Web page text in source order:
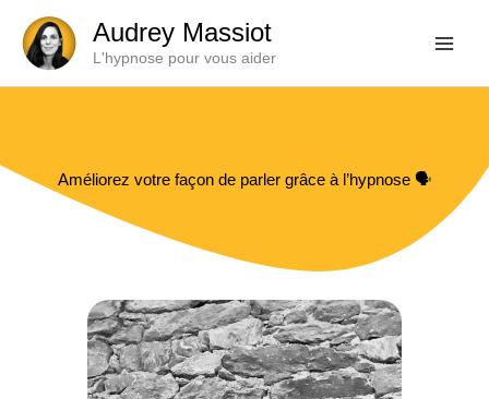
contenu
Audrey Massiot
L'hypnose pour vous aider
Améliorez votre façon de parler grâce à l’hypnose 🗣️